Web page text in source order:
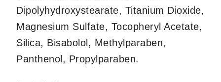
Dipolyhydroxystearate, Titanium Dioxide,
Magnesium Sulfate, Tocopheryl Acetate,
Silica, Bisabolol, Methylparaben,
Panthenol, Propylparaben.